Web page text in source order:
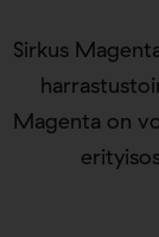
Sirkus
Magenta on